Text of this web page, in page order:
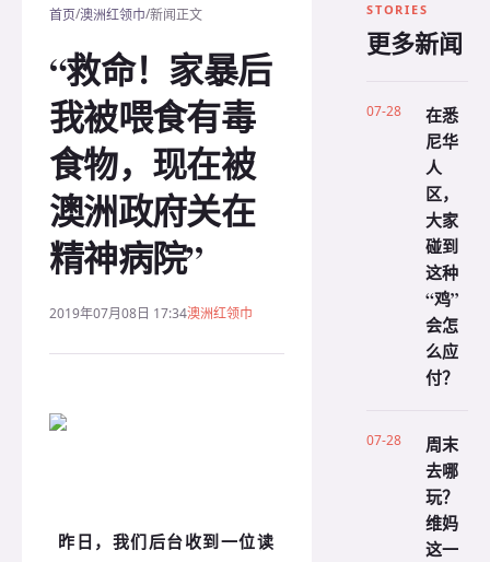
首页/澳洲红领巾/新闻正文
“救命！家暴后
我被喂食有毒
食物，现在被
澳洲政府关在
精神病院”
2019年07月08日 17:34澳洲红领巾
昨日，我们后台收到一位读
STORIES
更多新闻
07-28
在悉
尼华
人
区，
大家
碰到
这种
“鸡”
会怎
么应
付？
07-28
周末
去哪
玩？
维妈
这一